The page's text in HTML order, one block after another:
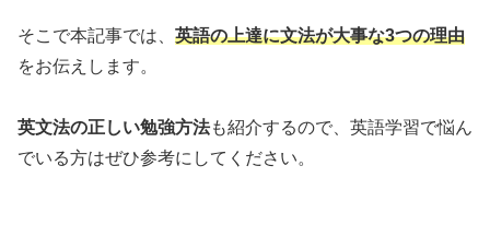
そこで本記事では、 英語の上達に文法が大事な3つの理由
をお伝えします。
英文法の正しい勉強方法も紹介するので、英語学習で悩ん
でいる方はぜひ参考にしてください。